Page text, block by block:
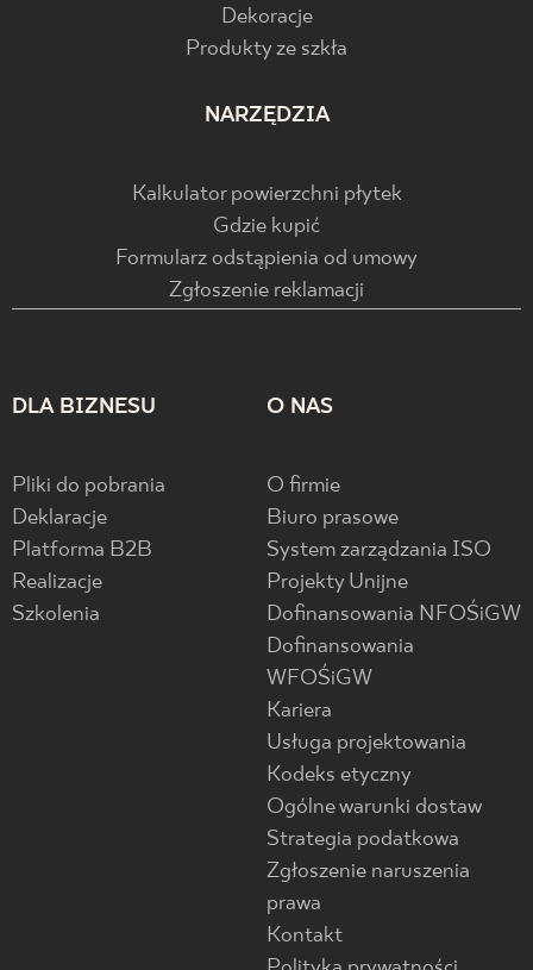
Dekoracje
Produkty ze szkła
NARZĘDZIA
Kalkulator powierzchni płytek
Gdzie kupić
Formularz odstąpienia od umowy
Zgłoszenie reklamacji
DLA BIZNESU
Pliki do pobrania
Deklaracje
Platforma B2B
Realizacje
Szkolenia
O NAS
O firmie
Biuro prasowe
System zarządzania ISO
Projekty Unijne
Dofinansowania NFOŚiGW
Dofinansowania
WFOŚiGW
Kariera
Usługa projektowania
Kodeks etyczny
Ogólne warunki dostaw
Strategia podatkowa
Zgłoszenie naruszenia
prawa
Kontakt